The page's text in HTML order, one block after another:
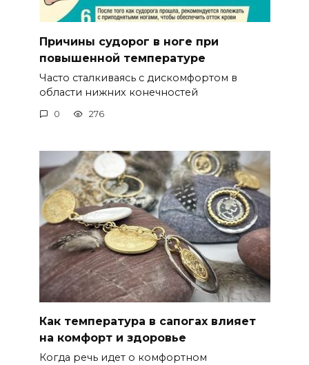
Причины судорог в ноге при
повышенной температуре
Часто сталкиваясь с дискомфортом в
области нижних конечностей
0 276
Как температура в сапогах влияет
на комфорт и здоровье
Когда речь идет о комфортном